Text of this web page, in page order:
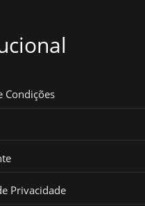
Condições
Privacidade